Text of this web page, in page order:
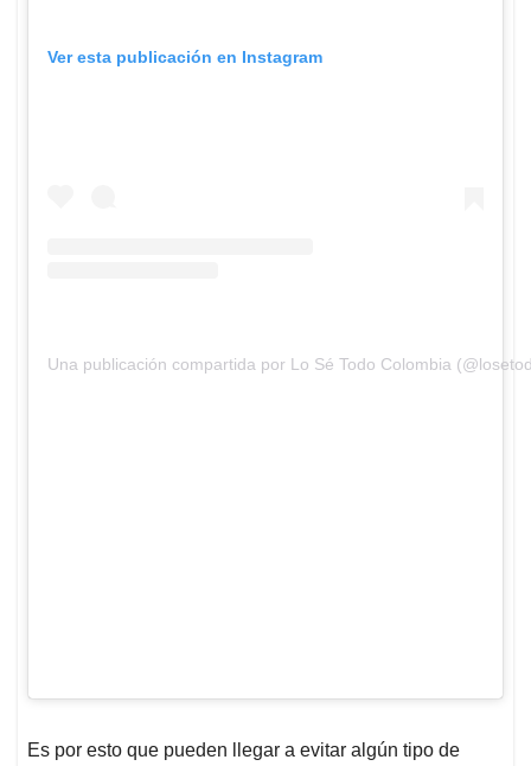
Ver esta publicación en Instagram
Una publicación compartida por Lo Sé Todo Colombia
Es por esto que pueden llegar a evitar algún tipo de